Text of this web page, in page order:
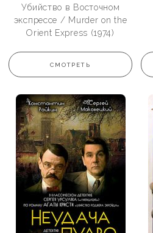
Убийство в Восточном
экспрессе / Murder on the
Orient Express (1974)
СМОТРЕТЬ